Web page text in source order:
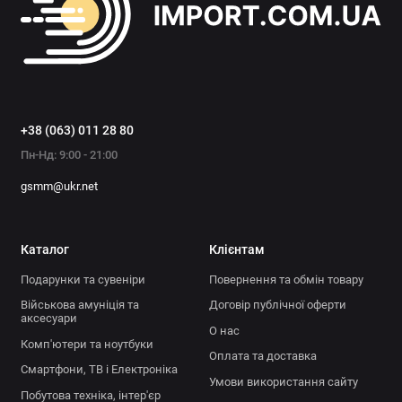
+38 (063) 011 28 80
Пн-Нд: 9:00 - 21:00
gsmm@ukr.net
Каталог
Подарунки та сувеніри
Військова амуніція та
аксесуари
Комп'ютери та ноутбуки
Смартфони, ТВ і Електроніка
Побутова техніка, інтер'єр
Клієнтам
Повернення та обмін товару
Договір публічної оферти
О нас
Оплата та доставка
Умови використання сайту